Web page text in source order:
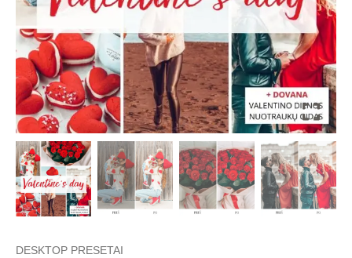
DESKTOP PRESETAI